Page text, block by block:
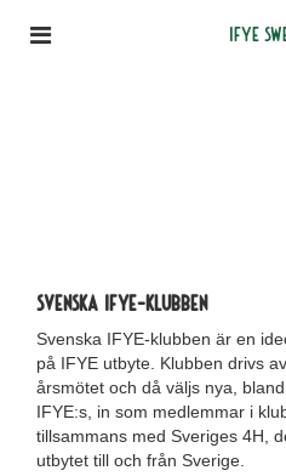
IFYE
Svenska IFYE-klubben
Svenska IFYE-klubben är en
på IFYE utbyte. Klubben drivs
årsmötet och då väljs nya,
IFYE:s, in som medlemmar i
tillsammans med Sveriges 4H,
utbytet till och från Sverige.